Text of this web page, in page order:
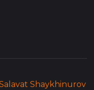
Shaykhinurov